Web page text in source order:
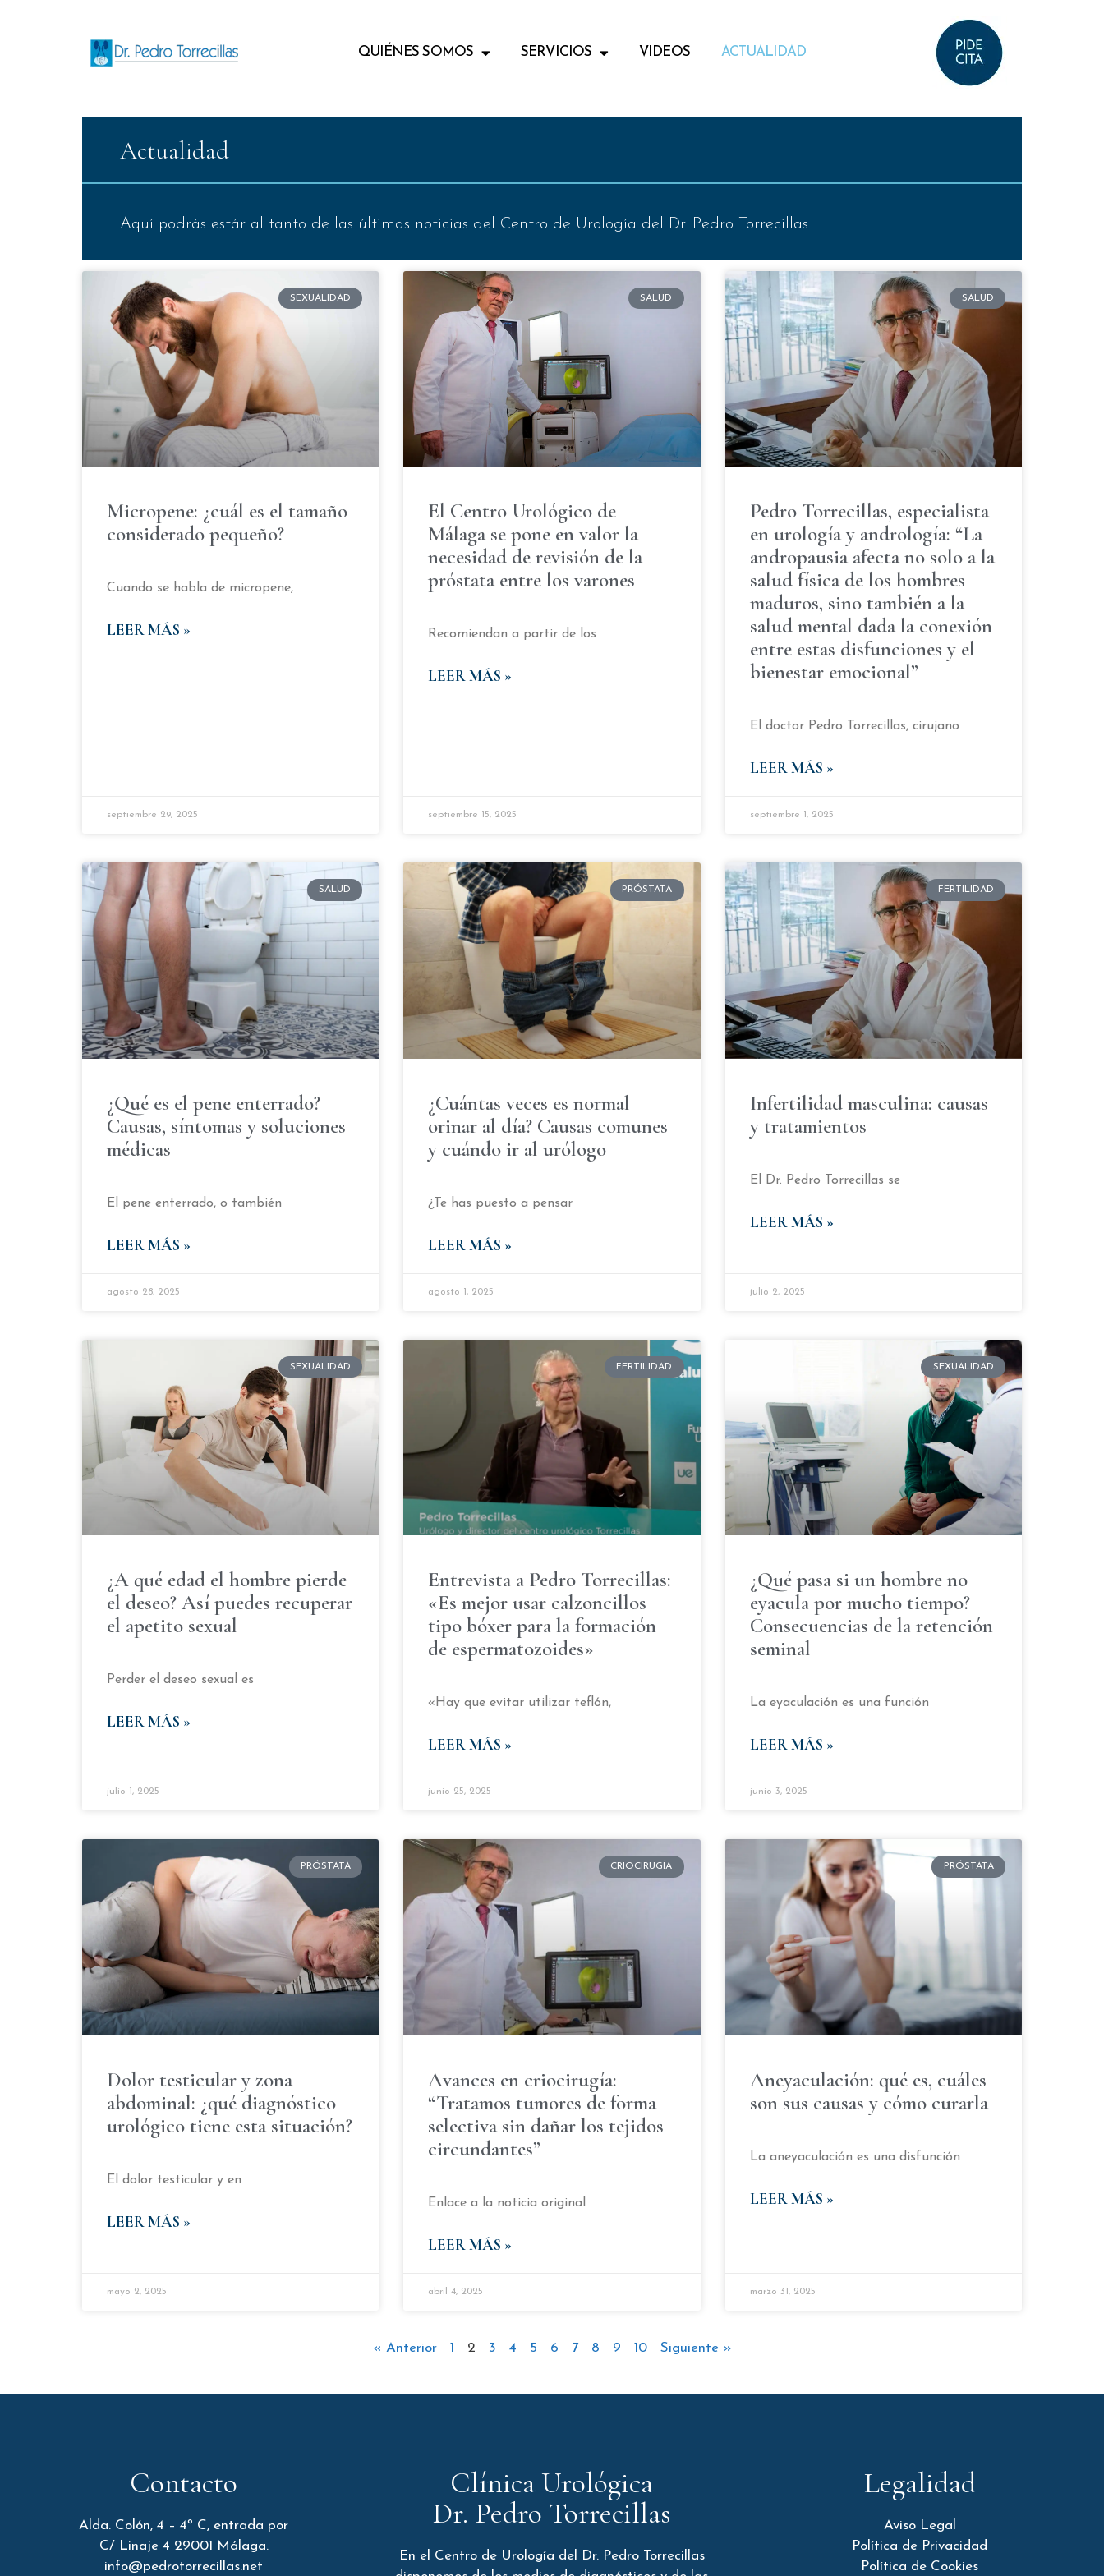
QUIÉNES SOMOS SERVICIOS VIDEOS ACTUALIDAD
Actualidad
Aquí podrás estár al tanto de las últimas noticias del Centro de Urología del Dr. Pedro Torrecillas
SEXUALIDAD
Micropene: ¿cuál es el tamaño
considerado pequeño?
Cuando se habla de micropene,
LEER MÁS »
septiembre 29, 2025
SALUD
El Centro Urológico de
Málaga se pone en valor la
necesidad de revisión de la
próstata entre los varones
Recomiendan a partir de los
LEER MÁS »
septiembre 15, 2025
SALUD
Pedro Torrecillas, especialista
en urología y andrología: “La
andropausia afecta no solo a la
salud física de los hombres
maduros, sino también a la
salud mental dada la conexión
entre estas disfunciones y el
bienestar emocional”
El doctor Pedro Torrecillas, cirujano
LEER MÁS »
septiembre 1, 2025
SALUD
¿Qué es el pene enterrado?
Causas, síntomas y soluciones
médicas
El pene enterrado, o también
LEER MÁS »
agosto 28, 2025
PRÓSTATA
¿Cuántas veces es normal
orinar al día? Causas comunes
y cuándo ir al urólogo
¿Te has puesto a pensar
LEER MÁS »
agosto 1, 2025
FERTILIDAD
Infertilidad masculina: causas
y tratamientos
El Dr. Pedro Torrecillas se
LEER MÁS »
julio 2, 2025
SEXUALIDAD
¿A qué edad el hombre pierde
el deseo? Así puedes recuperar
el apetito sexual
Perder el deseo sexual es
LEER MÁS »
julio 1, 2025
FERTILIDAD
Entrevista a Pedro Torrecillas:
«Es mejor usar calzoncillos
tipo bóxer para la formación
de espermatozoides»
«Hay que evitar utilizar teflón,
LEER MÁS »
junio 25, 2025
SEXUALIDAD
¿Qué pasa si un hombre no
eyacula por mucho tiempo?
Consecuencias de la retención
seminal
La eyaculación es una función
LEER MÁS »
junio 3, 2025
PRÓSTATA
Dolor testicular y zona
abdominal: ¿qué diagnóstico
urológico tiene esta situación?
El dolor testicular y en
LEER MÁS »
mayo 2, 2025
CRIOCIRUGÍA
Avances en criocirugía:
“Tratamos tumores de forma
selectiva sin dañar los tejidos
circundantes”
Enlace a la noticia original
LEER MÁS »
abril 4, 2025
PRÓSTATA
Aneyaculación: qué es, cuáles
son sus causas y cómo curarla
La aneyaculación es una disfunción
LEER MÁS »
marzo 31, 2025
« Anterior 1 2 3 4 5 6 7 8 9 10 Siguiente »
Contacto
Alda. Colón, 4 – 4º C, entrada por
C/ Linaje 4 29001 Málaga.
info@pedrotorrecillas.net
Clínica Urológica
Dr. Pedro Torrecillas
En el Centro de Urología del Dr. Pedro Torrecillas
Legalidad
Aviso Legal
Política de Privacidad
Política de Cookies